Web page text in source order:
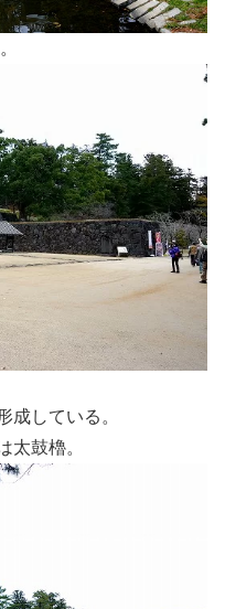
成している。
太鼓櫓。